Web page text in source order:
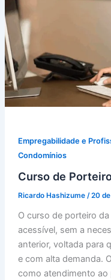
Empregabilidade e
Condomínios
Curso de
Ricardo Hashizume /20
O curso de porteiro
acessível, sem a
anterior, voltada para
e com alta demanda.
como atendimento